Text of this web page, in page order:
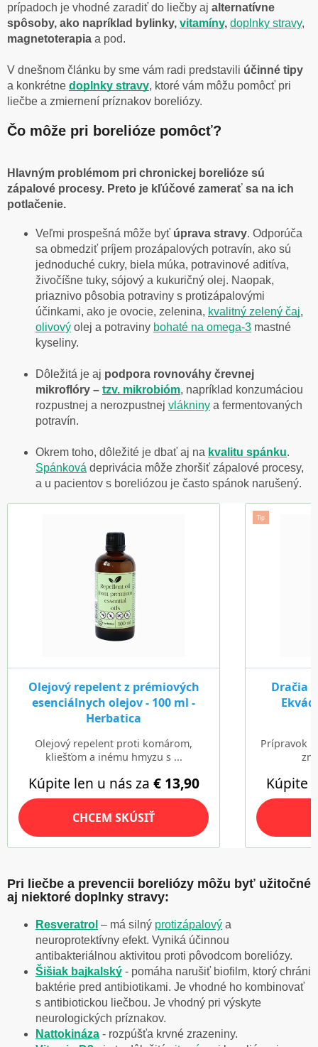
prípadoch je vhodné zaradiť do liečby aj alternatívne
spôsoby, ako napríklad bylinky, vitamíny, doplnky stravy,
magnetoterapia a pod.
V dnešnom článku by sme vám radi predstavili účinné tipy
a konkrétne doplnky stravy, ktoré vám môžu pomôcť pri
liečbe a zmiernení príznakov boreliózy.
Čo môže pri borelióze pomôcť?
Hlavným problémom pri chronickej borelióze sú
zápalové procesy. Preto je kľúčové zamerať sa na ich
potlačenie.
Veľmi prospešná môže byť úprava stravy. Odporúča
sa obmedziť príjem prozápalových potravín, ako sú
jednoduché cukry, biela múka, potravinové aditíva,
živočíšne tuky, sójový a kukuričný olej. Naopak,
priaznivo pôsobia potraviny s protizápalovými
účinkami, ako je ovocie, zelenina, kvalitný zelený čaj,
olivový olej a potraviny bohaté na omega-3 mastné
kyseliny.
Dôležitá je aj podpora rovnováhy črevnej
mikroflóry – tzv. mikrobióm, napríklad konzumáciou
rozpustnej a nerozpustnej vlákniny a fermentovaných
potravín.
Okrem toho, dôležité je dbať aj na kvalitu spánku.
Spánková deprivácia môže zhoršiť zápalové procesy,
a u pacientov s boreliózou je často spánok narušený.
Pri liečbe a prevencii boreliózy môžu byť užitočné
aj niektoré doplnky stravy:
Resveratrol – má silný protizápalový a
neuroprotektívny efekt. Vyniká účinnou
antibakteriálnou aktivitou proti pôvodcom boreliózy.
Šišiak bajkalský - pomáha narušiť biofilm, ktorý chráni
baktérie pred antibiotikami. Je vhodné ho kombinovať
s antibiotickou liečbou. Je vhodný pri výskyte
neurologických príznakov.
Nattokináza - rozpúšťa krvné zrazeniny.